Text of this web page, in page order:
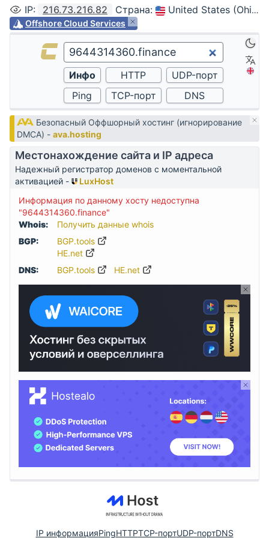
IP: 216.73.216.82 Страна: United States (Ohio, Columbus)
Offshore Cloud Services
Безопасный Оффшорный хостинг (игнорирование
DMCA) - ava.hosting
Местонахождение сайта и IP адреса
Надежный регистратор доменов с моментальной
активацией -
LuxHost
Информация по данному хосту недоступна
"9644314360.finance"
Whois:
Получить данные whois
BGP:
BGP.tools
HE.net
DNS:
BGP.tools HE.net
IP информацияPingHTTPTCP-портUDP-портDNS